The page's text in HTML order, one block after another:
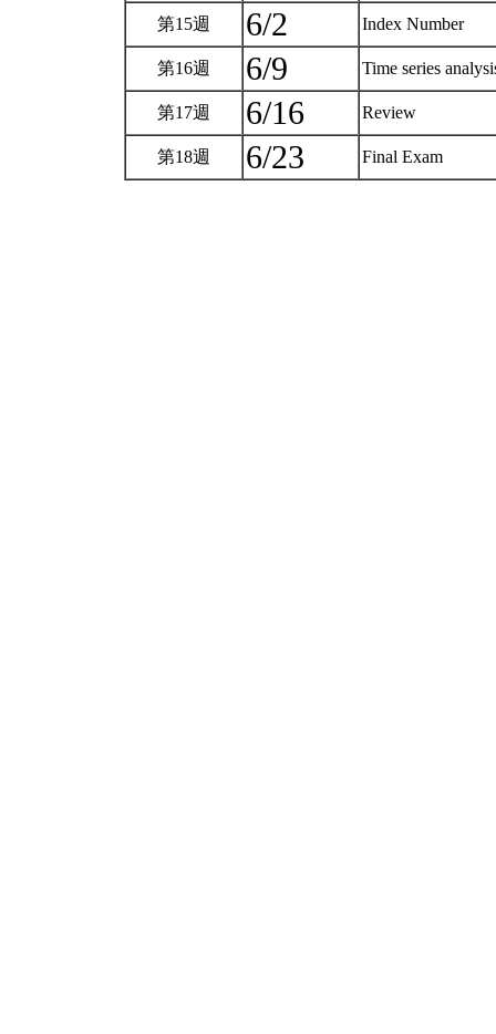
第15週 6/2 Index Number
第16週 6/9 Time series
第17週 6/16 Review
第18週 6/23 Final Exam